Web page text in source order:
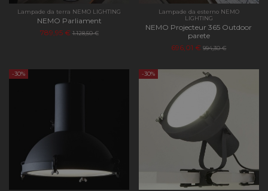
Lampade da terra NEMO LIGHTING
NEMO Parliament
789,95 € 1.128,50 €
Lampade da esterno NEMO
LIGHTING
NEMO Projecteur 365 Outdoor
parete
696,01 € 994,30 €
-30% -30%